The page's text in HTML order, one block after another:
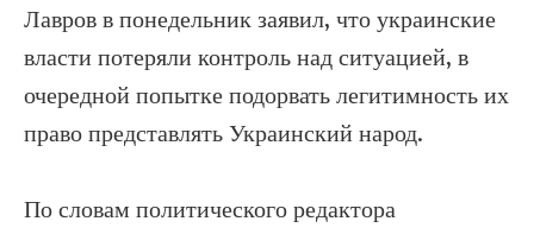
Лавров в понедельник заявил, что украинские
власти потеряли контроль над ситуацией, в
очередной попытке подорвать легитимность их
право представлять Украинский народ.
По словам политического редактора